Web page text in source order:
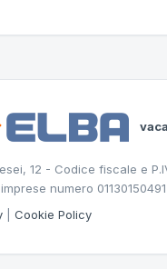
12 - Codice fiscale e
numero
| Cookie Policy